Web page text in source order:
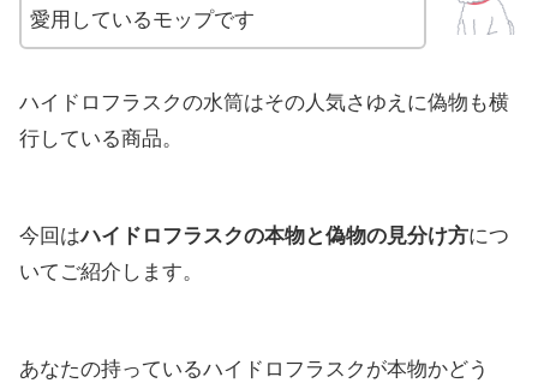
愛用しているモップです
ハイドロフラスクの水筒はその人気さゆえに偽物も横
行している商品。
今回はハイドロフラスクの本物と偽物の見分け方につ
いてご紹介します。
あなたの持っているハイドロフラスクが本物かどう